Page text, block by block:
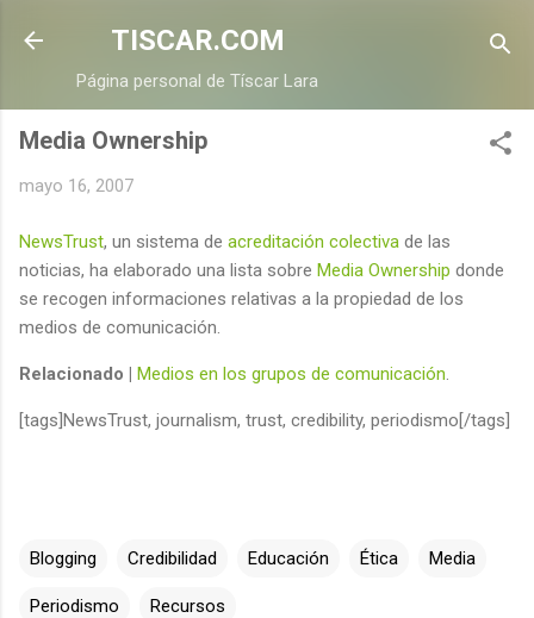
Ir al contenido principal
TISCAR.COM
Página personal de Tíscar Lara
Media Ownership
mayo 16, 2007
NewsTrust, un sistema de acreditación colectiva de las
noticias, ha elaborado una lista sobre Media Ownership donde
se recogen informaciones relativas a la propiedad de los
medios de comunicación.
Relacionado | Medios en los grupos de comunicación
[tags]NewsTrust, journalism, trust, credibility, periodismo[/tags]
Blogging Credibilidad Educación Ética Media
Periodismo Recursos